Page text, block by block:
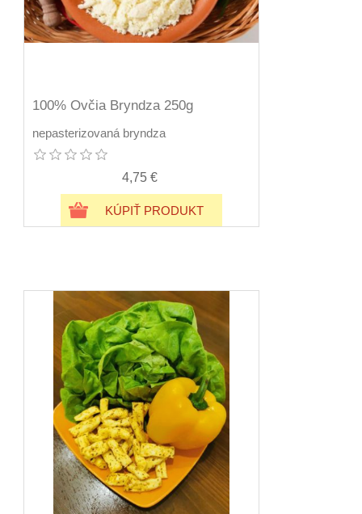
100% Ovčia Bryndza 250g
nepasterizovaná bryndza
4,75 €
KÚPIŤ PRODUKT